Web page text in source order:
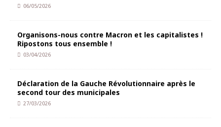
06/05/2026
Organisons-nous contre Macron et les capitalistes !
Ripostons tous ensemble !
03/04/2026
Déclaration de la Gauche Révolutionnaire après le
second tour des municipales
27/03/2026